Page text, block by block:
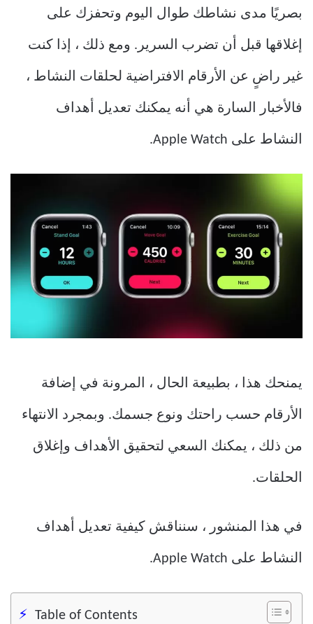
بصريًا مدى نشاطك طوال اليوم وتحفزك على
إغلاقها قبل أن تضرب السرير. ومع ذلك ، إذا كنت
غير راضٍ عن الأرقام الافتراضية لحلقات النشاط ،
فالأخبار السارة هي أنه يمكنك تعديل أهداف
النشاط على Apple Watch.
يمنحك هذا ، بطبيعة الحال ، المرونة في إضافة
الأرقام حسب راحتك ونوع جسمك. وبمجرد الانتهاء
من ذلك ، يمكنك السعي لتحقيق الأهداف وإغلاق
الحلقات.
في هذا المنشور ، سنناقش كيفية تعديل أهداف
النشاط على Apple Watch.
Table of Contents